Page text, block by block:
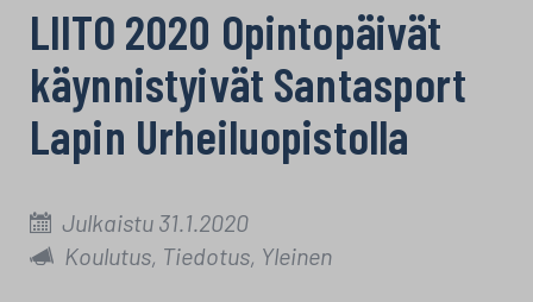
LIITO 2020 Opintopäivät
käynnistyivät Santasport
Lapin Urheiluopistolla
Julkaistu 31.1.2020
Koulutus, Tiedotus, Yleinen